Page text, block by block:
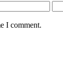
I comment.